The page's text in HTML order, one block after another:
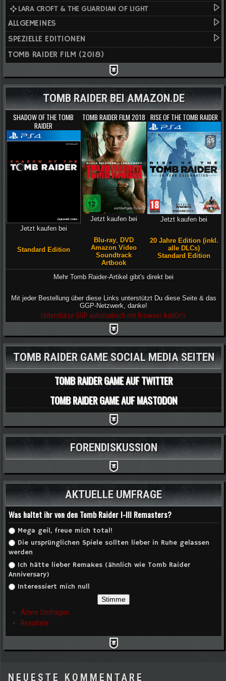
LARA CROFT & THE GUARDIAN OF LIGHT
ALLGEMEINES
SPEZIELLE EDITIONEN
TOMB RAIDER FILM (2018)
TOMB RAIDER BEI AMAZON.DE
SHADOW OF THE TOMB
RAIDER
Jetzt kaufen bei
Standard Edition
TOMB RAIDER FILM 2018
Jetzt kaufen bei
Blu-ray DVD
Amazon Video
Soundtrack
Artbook
RISE OF THE TOMB RAIDER
Jetzt kaufen bei
20 Jahre Edition (inkl.
alle DLCs)
Standard Edition
Mehr Tomb Raider-Artikel gibt's direkt bei
Mit jeder Bestellung über diese Links unterstützt Du diese Seite & das
GGP-Netzwerk, danke!
Unterstütze GGP automatisch mit Browser AddOn's
TOMB RAIDER GAME SOCIAL MEDIA SEITEN
TOMB RAIDER GAME AUF TWITTER
TOMB RAIDER GAME AUF MASTODON
FORENDISKUSSION
AKTUELLE UMFRAGE
Was haltet ihr von den Tomb Raider I-III Remasters?
Auswahlmöglichkeiten
Mega geil, freue mich total!
Die ursprünglichen Spiele sollten lieber in Ruhe gelassen
werden
Ich hätte lieber Remakes (ähnlich wie Tomb Raider
Anniversary)
Interessiert mich null
Ältere Umfragen
Resultate
NEUESTE KOMMENTARE